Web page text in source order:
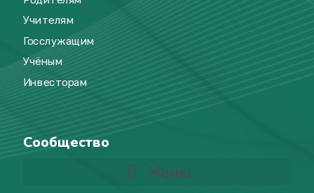
Учителям
Госслужащим
Учёным
Инвесторам
Сообщество
Меню